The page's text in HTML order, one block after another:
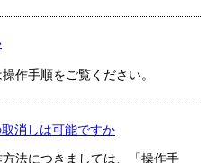
作手順をご覧ください。
消しは可能ですか
法につきましては、「操作手